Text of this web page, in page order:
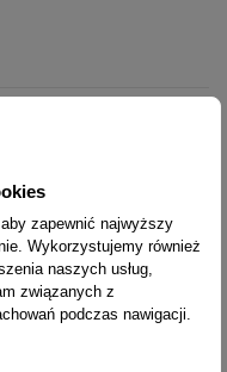
dotyczących
telefoniczny lub przez
zapewnić najwyższy
Wykorzystujemy również
naszych usług,
związanych z
podczas nawigacji.